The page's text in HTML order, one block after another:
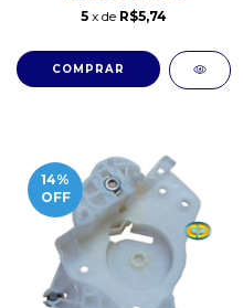
5 x de R$5,74
14%
OFF